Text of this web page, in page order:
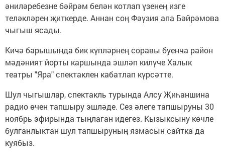
әниләребезне бәйрәм белән котлап үзенең изге
теләкләрен җиткерде. Аннан соң Фәүзия апа Бәйрәмова
чыгыш ясады.
Кичә барышында бик күпләрнең соравы буенча район
мәдәният йорты каршында эшләп килүче Халык
театры "Яра" спектаклен кабатлап күрсәтте.
Шул чыгышлар, спектакль турында Алсу Җиһаншина
радио өчен тапшыру эшләде. Сез әлеге тапшыруны 30
ноябрь эфирында тыңлаган идегез. Кызыксыну көчле
булганлыктан шул тапшыруның язмасын сайтка да
куябыз.